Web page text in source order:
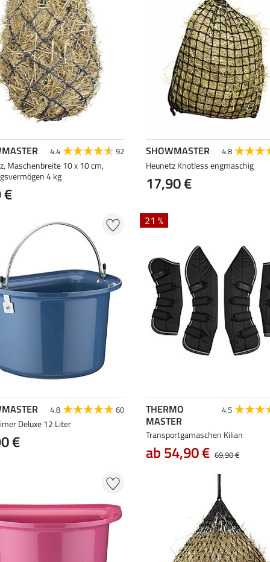
4.4 92
Maschenbreite 10 x 10 cm,
4 kg
€
SHOWMASTER 4.8
Heunetz Knotless engmaschig
17,90 €
4.8 60
Deluxe 12 Liter
€
21 %
THERMO
MASTER
4.5
Transportgamaschen Kilian
ab 54,90 € 69,90 €